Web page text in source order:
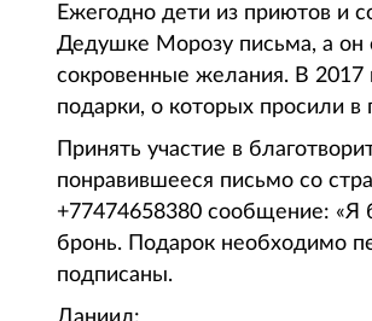
Ежегодно дети из приютов и
Дедушке Морозу письма, а
сокровенные желания. В
подарки, о которых просили в
Принять участие в
понравившееся письмо со
+77474658380 сообщение: «Я
бронь. Подарок необходимо
подписаны.